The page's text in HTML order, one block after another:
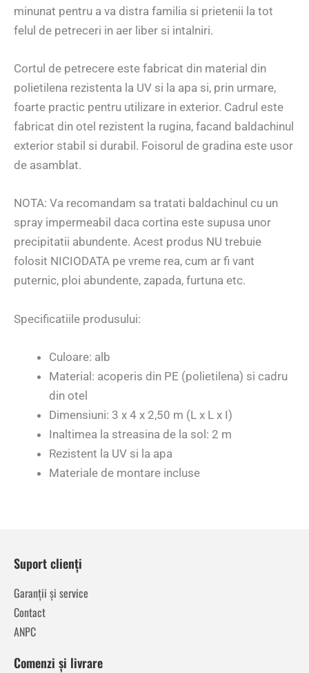
minunat pentru a va distra familia si prietenii la tot
felul de petreceri in aer liber si intalniri.
Cortul de petrecere este fabricat din material din
polietilena rezistenta la UV si la apa si, prin urmare,
foarte practic pentru utilizare in exterior. Cadrul este
fabricat din otel rezistent la rugina, facand baldachinul
exterior stabil si durabil. Foisorul de gradina este usor
de asamblat.
NOTA: Va recomandam sa tratati baldachinul cu un
spray impermeabil daca cortina este supusa unor
precipitatii abundente. Acest produs NU trebuie
folosit NICIODATA pe vreme rea, cum ar fi vant
puternic, ploi abundente, zapada, furtuna etc.
Specificatiile produsului:
Culoare: alb
Material: acoperis din PE (polietilena) si cadru
din otel
Dimensiuni: 3 x 4 x 2,50 m (L x L x I)
Inaltimea la streasina de la sol: 2 m
Rezistent la UV si la apa
Materiale de montare incluse
Suport clienți
Garanții și service
Contact
ANPC
Comenzi și livrare